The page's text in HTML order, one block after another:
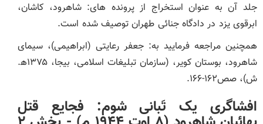
جلد آن به عنوان استخراج از پرونده ‏های: شاهرود، کاشان،
ابرقوی یزد در دادگاه جنائی طهران توصیف شده است.
همچنین مراجعه فرمایید به: جعفر رعایتی (ابراهیمی)، سیمای
شاهرود، بوستان کویر، (سازمان تبلیغات اسلامی، بی‏جا، ۱۳۷۵ھ.
ش)، صص۱۶۲-۱۶۶.
افشاگری یک تَبانی شوم: فجایع قتل